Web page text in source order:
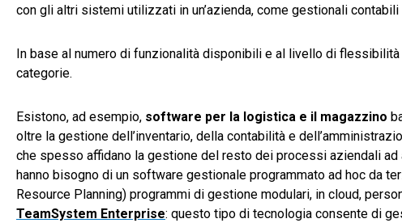
con gli altri sistemi utilizzati in un’azienda, come gestionali
In base al numero di funzionalità disponibili e al livello di
categorie.
Esistono, ad esempio, software per la logistica e il magazzino
oltre la gestione dell’inventario, della contabilità e
che spesso affidano la gestione del resto dei processi aziendali
hanno bisogno di un software gestionale programmato ad hoc da
Resource Planning) programmi di gestione modulari, in cloud,
TeamSystem Enterprise: questo tipo di tecnologia consente di